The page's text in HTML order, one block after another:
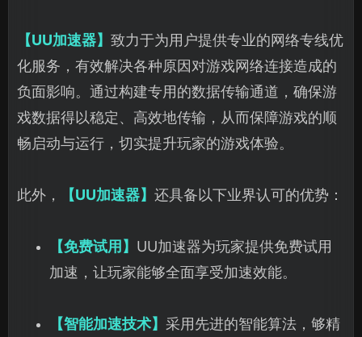
【UU加速器】 致力于为用户提供专业的网络专线优
化服务，有效解决各种原因对游戏网络连接造成的
负面影响。通过构建专用的数据传输通道，确保游
戏数据得以稳定、高效地传输，从而保障游戏的顺
畅启动与运行，切实提升玩家的游戏体验。
此外， 【UU加速器】 还具备以下业界认可的优势：
【免费试用】 UU加速器为玩家提供免费试用
加速，让玩家能够全面享受加速效能。
【智能加速技术】 采用先进的智能算法，够精